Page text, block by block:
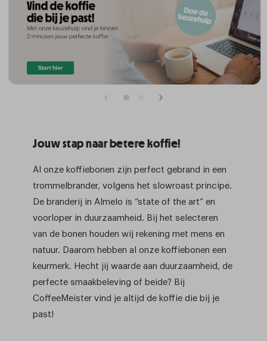
Jouw stap naar betere koffie!
Al onze koffiebonen zijn perfect gebrand in een
trommelbrander, volgens het slowroast principe.
De branderij in Almelo is “state of the art” en
voorloper in duurzaamheid. Bij het selecteren
van de bonen houden wij rekening met mens en
natuur. Daarom hebben al onze koffiebonen een
keurmerk. Hecht jij waarde aan duurzaamheid, de
perfecte smaakbeleving of beide? Bij
CoffeeMeister vind je altijd de koffie die bij je
past!